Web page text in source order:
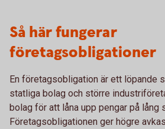
Så här fungerar
företagsobligationer
En företagsobligation är ett löpande
statliga bolag och större
bolag för att låna upp pengar på lång
Företagsobligationen ger högre